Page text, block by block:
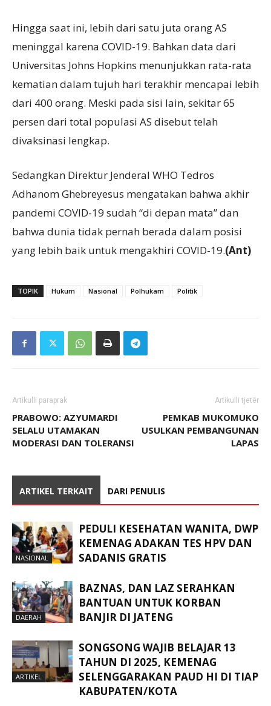
Hingga saat ini, lebih dari satu juta orang AS
meninggal karena COVID-19. Bahkan data dari
Universitas Johns Hopkins menunjukkan rata-rata
kematian dalam tujuh hari terakhir mencapai lebih
dari 400 orang. Meski pada sisi lain, sekitar 65
persen dari total populasi AS disebut telah
divaksinasi lengkap.
Sedangkan Direktur Jenderal WHO Tedros
Adhanom Ghebreyesus mengatakan bahwa akhir
pandemi COVID-19 sudah “di depan mata” dan
bahwa dunia tidak pernah berada dalam posisi
yang lebih baik untuk mengakhiri COVID-19.(Ant)
TOPIK Hukum Nasional Polhukam Politik
Artikulli paraprak
PRABOWO: AZYUMARDI
SELALU UTAMAKAN
MODERASI DAN TOLERANSI
Artikulli tjetër
PEMKAB MUKOMUKO
USULKAN PEMBANGUNAN
LAPAS
ARTIKEL TERKAIT DARI PENULIS
NASIONAL
PEDULI KESEHATAN WANITA, DWP
KEMENAG ADAKAN TES HPV DAN
SADANIS GRATIS
DAERAH
BAZNAS, DAN LAZ SERAHKAN
BANTUAN UNTUK KORBAN
BANJIR DI JATENG
ARTIKEL
SONGSONG WAJIB BELAJAR 13
TAHUN DI 2025, KEMENAG
SELENGGARAKAN PAUD HI DI TIAP
KABUPATEN/KOTA